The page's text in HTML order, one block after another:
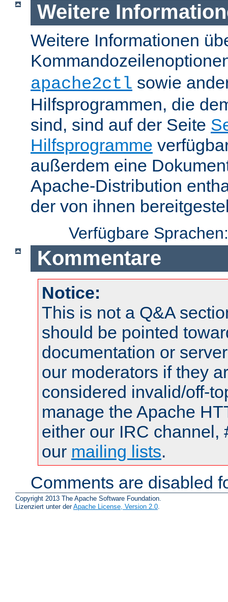
Weitere
Weitere Informationen
apache2ctl sowie
Hilfsprogrammen, die
sind, sind auf der Seite
Hilfsprogramme
außerdem eine
Apache-Distribution
der von ihnen
Verfügbare
Kommentare
Notice:
This is not a Q&A
should be pointed
documentation or
our moderators if they
considered invalid/off-
manage the Apache
either our IRC channel,
our mailing lists.
Comments are disabled
Copyright 2013 The Apache Software Foundation.
Lizenziert unter derApache License, Version 2.0